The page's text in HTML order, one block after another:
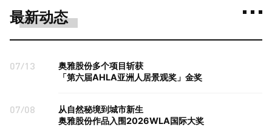
最新动态
07/13
奥雅股份多个项目斩获
「第六届AHLA亚洲人居景观奖」金奖
07/08
从自然秘境到城市新生
奥雅股份作品入围2026WLA国际大奖